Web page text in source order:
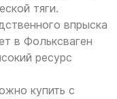
тяги.
впрыска
в Фольксваген
ресурс
купить с